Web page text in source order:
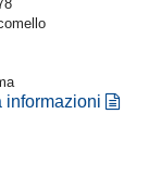
informazioni